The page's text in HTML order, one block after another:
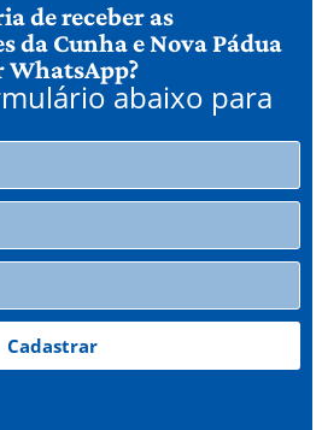
de receber as
da Cunha e Nova Pádua
WhatsApp?
abaixo para
Cadastrar